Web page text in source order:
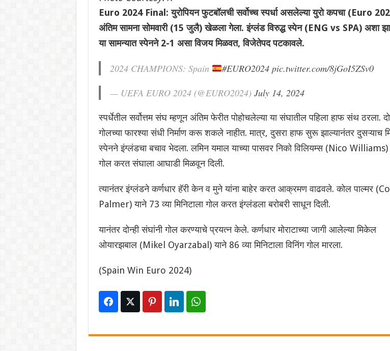
Euro 2024 Final: युरोपियन फुटबॉलची सर्वोच्च स्पर्धा असलेल्या युरो कपचा (Euro
अंतिम सामना सोमवारी (15 जुलै) खेळला गेला. इंग्लंड विरुद्ध स्पेन (ENG vs SPA) अशा
या सामन्यात स्पेनने 2-1 असा विजय मिळवत, विजेतेपद पटकावले.
2024 CHAMPIONS: Spain #EURO2024 pic.twitter.com/8jGoI5ZSv0
— UEFA EURO 2024 (@EURO2024) July 14, 2024
स्पर्धेतील सर्वोत्तम संघ म्हणून अंतिम फेरीत पोहोचलेल्या या संघातील पहिला हाफ संथ ठरला.
गोलच्या फारश्या संधी निर्माण करू शकले नाहीत. मात्र, दुसरा हाफ सुरू झाल्यानंतर दुसऱ्याच
स्पेनने इंग्लंडचा बचाव भेदला. लमिन यमाल याच्या पासवर निको विलियम्स (Nico Williams)
गोल करत संघाला आघाडी मिळवून दिली. ‌
त्यानंतर इंग्लंडने कर्णधार हॅरी केन व मुने यांना बाहेर करत आक्रमण वाढवले. कोल पाल्मर
Palmer) याने 73 व्या मिनिटाला गोल करत इंग्लंडला बरोबरी साधून दिली.
यानंतर दोन्ही संघांनी गोल करण्याचे प्रयत्न केले. कर्णधार मोराटाच्या जागी आलेल्या मिकेल
ओयारझबाल (Mikel Oyarzabal) याने 86 व्या मिनिटाला विनिंग गोल मारला.
(Spain Win Euro 2024)